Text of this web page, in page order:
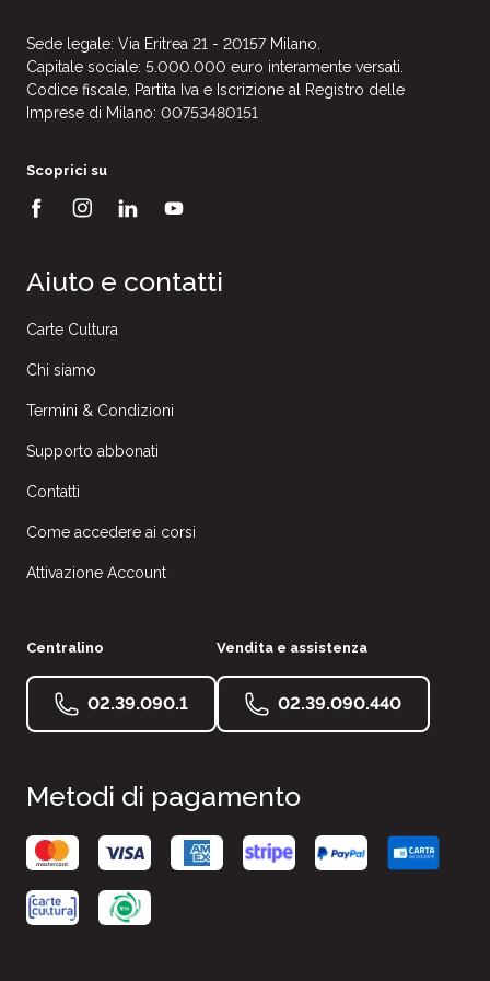
Sede legale: Via Eritrea 21 - 20157 Milano.
Capitale sociale: 5.000.000 euro interamente versati.
Codice fiscale, Partita Iva e Iscrizione al Registro delle
Imprese di Milano: 00753480151
Scoprici su
Aiuto e contatti
Carte Cultura
Chi siamo
Termini & Condizioni
Supporto abbonati
Contatti
Come accedere ai corsi
Attivazione Account
Centralino
02.39.090.1
Vendita e assistenza
02.39.090.440
Metodi di pagamento